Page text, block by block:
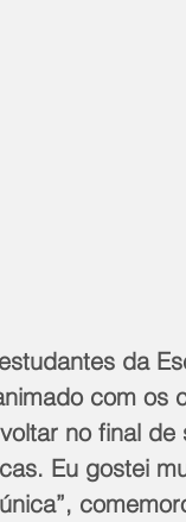
da
com os
no final de
Eu gostei